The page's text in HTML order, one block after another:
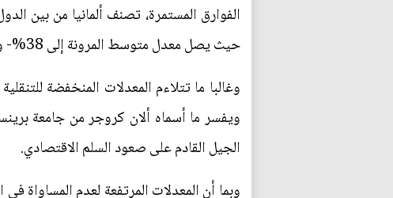
الفوارق المستمرة، تصنف ألمانيا من بين
حيث يصل معدل متوسط المرونة إلى 38%- ويبدو أنه في تراجع.
وغالبا ما تتلاءم المعدلات المنخفضة
ويفسر ما أسماه ألان كروجر من جامعة
الجيل القادم على صعود السلم الاقتصادي.
وبما أن المعدلات المرتفعة لعدم المساواة